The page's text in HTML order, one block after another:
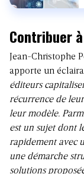
Contribuer
Jean-Christophe
apporte un
éditeurs
récurrence de
leur modèle.
est un sujet dont
rapidement avec
une démarche
solutions